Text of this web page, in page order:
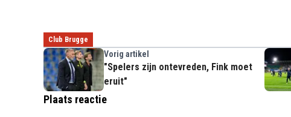
Club Brugge
Vorig artikel
"Spelers zijn ontevreden, Fink moet
eruit"
Plaats reactie